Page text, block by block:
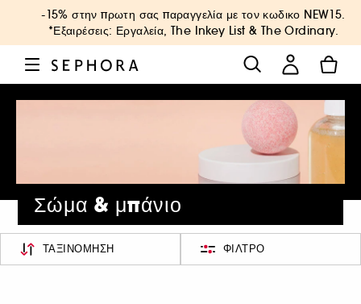
-15% στην πρωτη σας παραγγελία με τον κωδικο NEW15.
*Εξαιρέσεις: Εργαλεία, The Inkey List & The Ordinary.
Σώμα & μπάνιο
ΤΑΞΙΝΌΜΗΣΗ ΦΊΛΤΡΟ